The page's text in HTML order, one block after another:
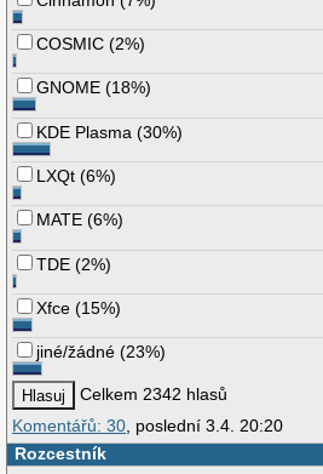
COSMIC (2%)
GNOME (18%)
KDE Plasma (30%)
LXQt (6%)
MATE (6%)
TDE (2%)
Xfce (15%)
jiné/žádné (23%)
Celkem 2342 hlasů
Komentářů: 30 , poslední 3.4. 20:20
Rozcestník